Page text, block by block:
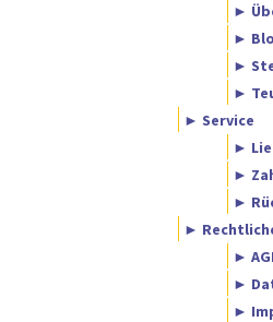
►
►
►
►
► Service
►
►
►
►
►
►
►